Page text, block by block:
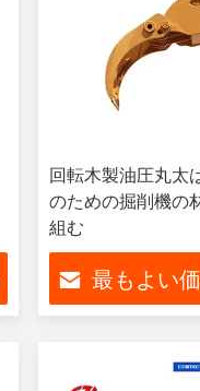
回転木製油圧丸太
のための掘削機の
組む
最もよい